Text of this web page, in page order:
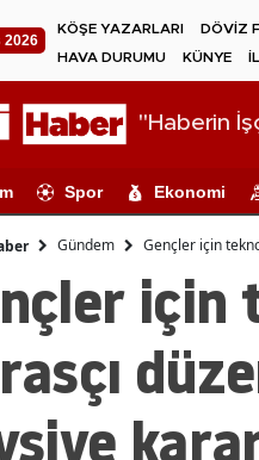
2026
KÖŞE YAZARLARI DÖVİZ
HAVA DURUMU
KÜNYE
"Haberin
Spor Ekonomi
Gündem Gençler için
için